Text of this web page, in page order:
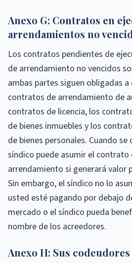
Anexo G: Contratos en
arrendamientos no
Los contratos pendientes de
de arrendamiento no vencidos
ambas partes siguen obligadas
contratos de arrendamiento de
contratos de licencia, los
de bienes inmuebles y los
de bienes personales. Cuando
síndico puede asumir el
arrendamiento si generará valor
Sin embargo, el síndico no lo
usted esté pagando por debajo
mercado o el síndico pueda
nombre de los acreedores.
Anexo H: Sus codeudores